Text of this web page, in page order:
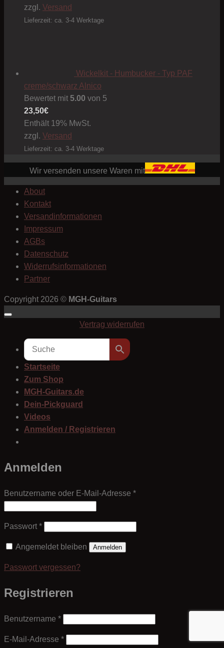
zzgl. Versand
Lieferzeit: ca. 3-4 Werktage
Wickelkit - Humbucker - Typ PAF
creme/schwarz Alnico
Bewertet mit 5.00 von 5
23,50€
Enthält 19% MwSt.
zzgl. Versand
Lieferzeit: ca. 3-4 Werktage
Wir versenden unsere Waren mit
About
Kontakt
Versandinformationen
Impressum
AGBs
Datenschutz
Widerrufsinformationen
Partner
Copyright 2026 © MGH-Guitars
Vertrag widerrufen
Startseite
Zum Shop
MGH-Guitars.de
Dein-Pickguard
Videos
Anmelden / Registrieren
Anmelden
Benutzername oder E-Mail-Adresse *Erforderlich
Passwort *Erforderlich
Angemeldet bleiben Anmelden
Passwort vergessen?
Registrieren
Benutzername *Erforderlich
E-Mail-Adresse *Erforderlich